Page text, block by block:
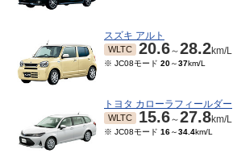
スズキ アルト
WLTC 20.6～28.2km/L
※ JC08モード 20～37km/L
トヨタ カローラフィールダー
WLTC 15.6～27.8km/L
※ JC08モード 16～34.4km/L